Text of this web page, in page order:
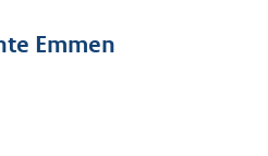
d
Emmen